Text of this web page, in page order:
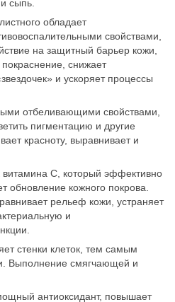
сыпь.
обладает
свойствами,
на защитный барьер кожи,
снижает
и ускоряет процессы
отбеливающими свойствами,
пигментацию и другие
красноту, выравнивает и
витамина С, который эффективно
обновление кожного покрова.
рельеф кожи, устраняет
и
стенки клеток, тем самым
Выполнение смягчающей и
антиоксидант, повышает